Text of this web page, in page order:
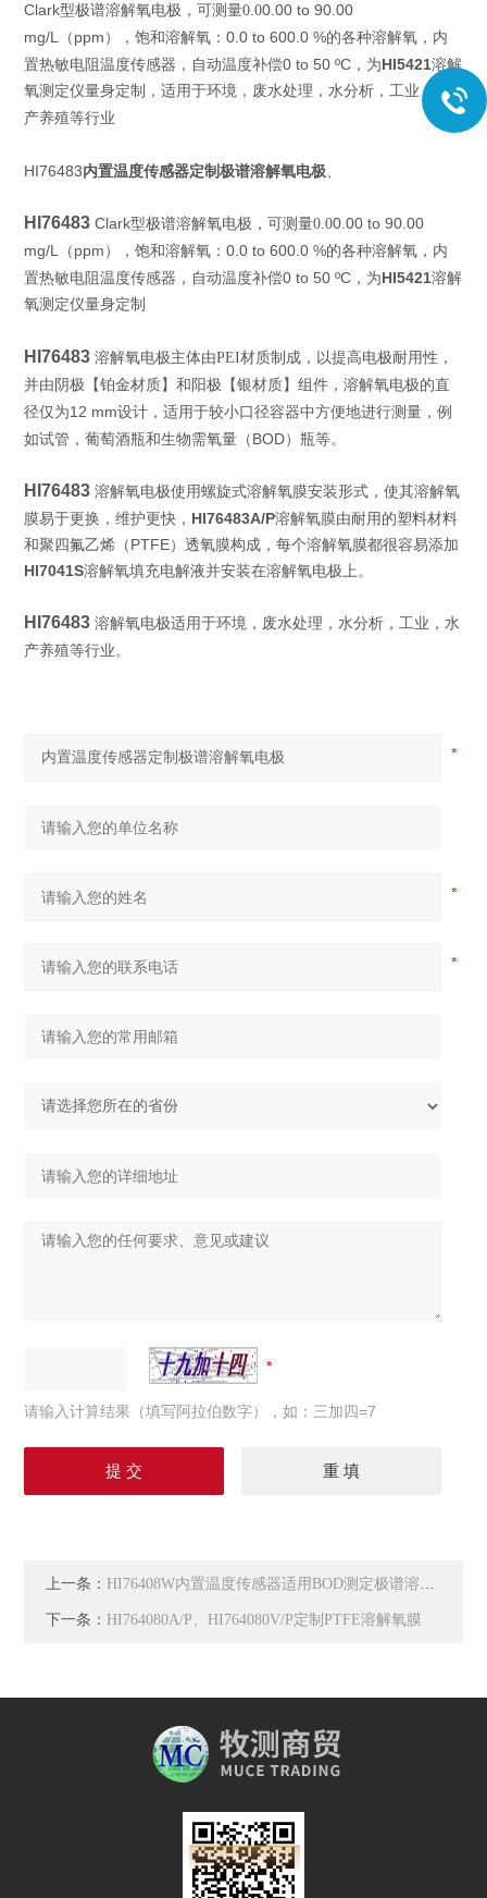
Clark型极谱溶解氧电极，可测量0.00.00 to 90.00
mg/L（ppm）
，饱和溶解氧：0.0 to 600.0 %的各种溶解氧， 内
置热敏电阻温度传感器，自动温度补偿0 to 50 ºC ， 为HI5421溶解
氧测定仪量身定制 ，适用于环境，废水处理，水分析，工业，水
产养殖等行业
HI76483内置温度传感器定制极谱溶解氧电极
HI76483 Clark型极谱溶解氧电极，可测量0.00.00 to 90.00
mg/L（ppm）
，饱和溶解氧：0.0 to 600.0 %的各种溶解氧， 内
置热敏电阻温度传感器，自动温度补偿0 to 50 ºC ， 为HI5421溶解
氧测定仪量身定制
HI76483溶解氧电极主体由PEI材质制成，以提高电极耐用性，
并由阴极 【铂金材质】和阳极【银材质】组件，溶解氧电极的直
径仅为12 mm设计 ，适用于较小口径容器中方便地进行测量，例
如试管，葡萄酒瓶和生物需氧量（BOD）瓶等。
HI76483溶解氧电极使用螺旋式溶解氧膜安装形式，使其溶解氧
膜易于更换，维护更快， HI76483A/P溶解氧膜由耐用的塑料材料
和聚四氟乙烯（PTFE）透氧膜构成，每个溶解氧膜都很容易添加
HI7041S溶解氧填充电解液并安装在溶解氧电极上。
HI76483溶解氧电极适用于环境，废水处理，水分析，工业，水
产养殖等行业。
请输入计算结果（填写阿拉伯数字），如：三加四=7
上一条： HI76408W内置温度传感器适用BOD测定极谱溶氧电极
下一条： HI764080A/P、HI764080V/P定制PTFE溶解氧膜